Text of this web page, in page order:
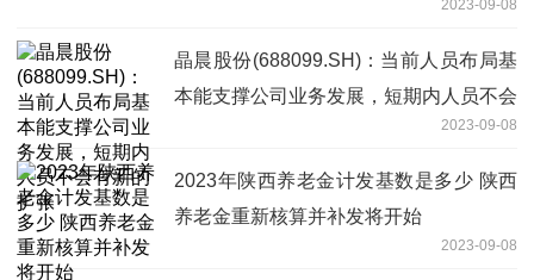
2023-09-08
晶晨股份(688099.SH)：当前人员布局基
本能支撑公司业务发展，短期内人员不会
2023-09-08
2023年陕西养老金计发基数是多少 陕西
养老金重新核算并补发将开始
2023-09-08